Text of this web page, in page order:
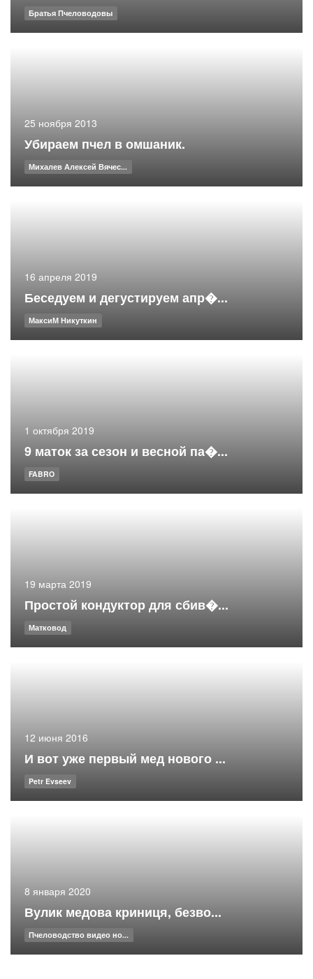
Братья Пчеловодовы
25 ноября 2013
Убираем пчел в омшаник.
Михалев Алексей Вячес...
16 апреля 2019
Беседуем и дегустируем апр�...
МаксиМ Никуткин
1 октября 2019
9 маток за сезон и весной па�...
FABRO
19 марта 2019
Простой кондуктор для сбив�...
Матковод
12 июня 2016
И вот уже первый мед нового ...
Petr Evseev
8 января 2020
Вулик медова криниця, безво...
Пчеловодство видео но...